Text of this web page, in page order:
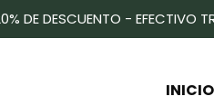
DE DESCUENTO - EFECTIVO
INICIO